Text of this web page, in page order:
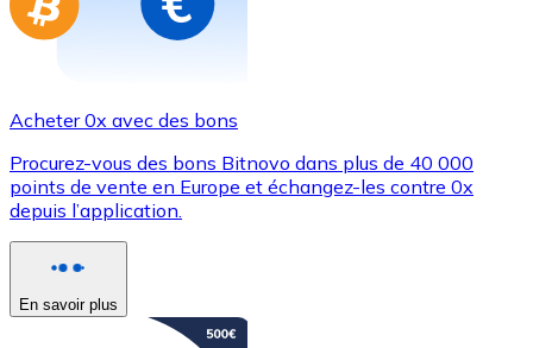
Acheter 0x avec des bons
Procurez-vous des bons Bitnovo dans plus de 40 000
points de vente en Europe et échangez-les contre 0x
depuis l’application.
En savoir plus